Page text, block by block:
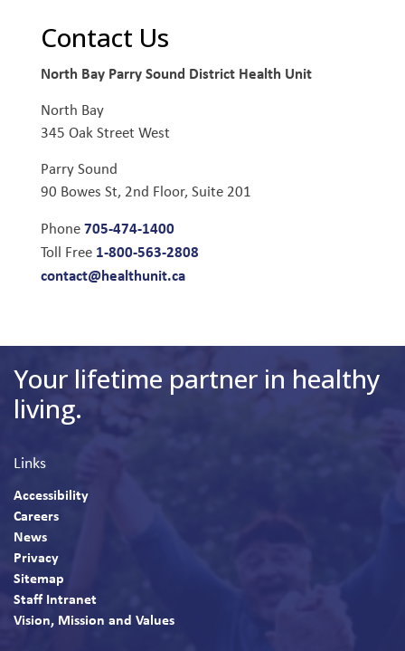
Contact Us
North Bay Parry Sound District Health Unit
North Bay
345 Oak Street West
Parry Sound
90 Bowes St, 2nd Floor, Suite 201
Phone705-474-1400
Toll Free 1-800-563-2808
contact@healthunit.ca
Your lifetime partner in healthy
living.
Links
Accessibility
Careers
News
Privacy
Sitemap
Staff Intranet
Vision, Mission and Values